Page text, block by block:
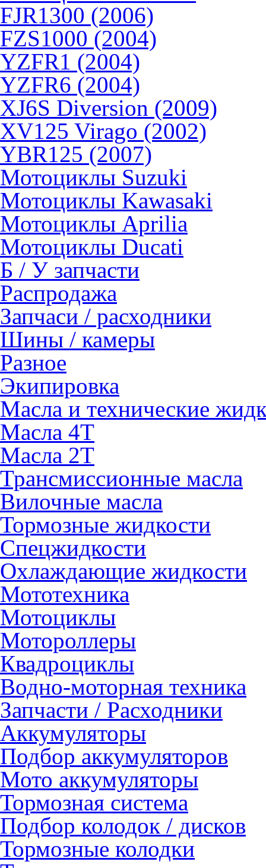
FJR1300 (2006)
FZS1000 (2004)
YZFR1 (2004)
YZFR6 (2004)
XJ6S Diversion (2009)
XV125 Virago (2002)
YBR125 (2007)
Мотоциклы Suzuki
Мотоциклы Kawasaki
Мотоциклы Aprilia
Мотоциклы Ducati
Б / У запчасти
Распродажа
Запчаси / расходники
Шины / камеры
Разное
Экипировка
Масла и технические
Масла 4Т
Масла 2Т
Трансмиссионные масла
Вилочные масла
Тормозные жидкости
Спецжидкости
Охлаждающие жидкости
Мототехника
Мотоциклы
Мотороллеры
Квадроциклы
Водно-моторная техника
Запчасти / Расходники
Аккумуляторы
Подбор аккумуляторов
Мото аккумуляторы
Тормозная система
Подбор колодок / дисков
Тормозные колодки